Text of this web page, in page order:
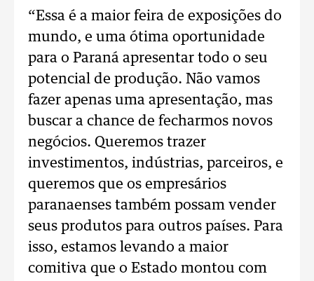
“Essa é a maior feira de exposições do
mundo, e uma ótima oportunidade
para o Paraná apresentar todo o seu
potencial de produção. Não vamos
fazer apenas uma apresentação, mas
buscar a chance de fecharmos novos
negócios. Queremos trazer
investimentos, indústrias, parceiros, e
queremos que os empresários
paranaenses também possam vender
seus produtos para outros países. Para
isso, estamos levando a maior
comitiva que o Estado montou com